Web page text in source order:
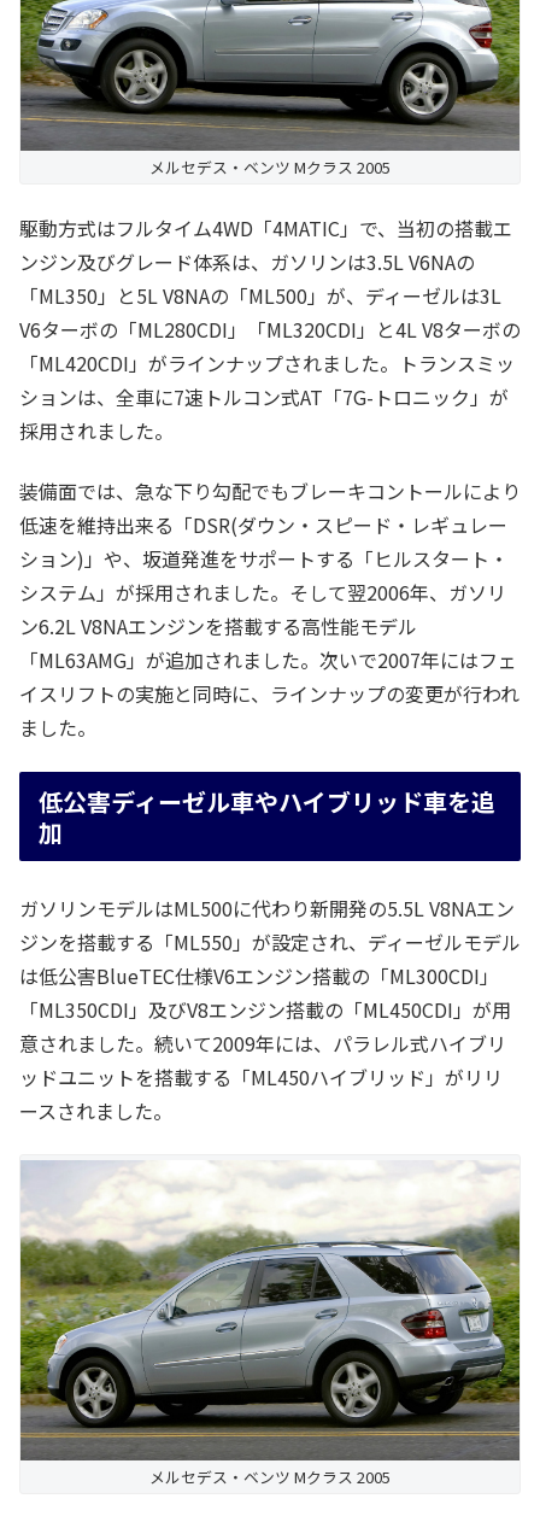
メルセデス・ベンツ Mクラス 2005
駆動方式はフルタイム4WD「4MATIC」で、当初の搭載エ
ンジン及びグレード体系は、ガソリンは3.5L V6NAの
「ML350」と5L V8NAの「ML500」が、ディーゼルは3L
V6ターボの「ML280CDI」「ML320CDI」と4L V8ターボの
「ML420CDI」がラインナップされました。トランスミッ
ションは、全車に7速トルコン式AT「7G-トロニック」が
採用されました。
装備面では、急な下り勾配でもブレーキコントールにより
低速を維持出来る「DSR(ダウン・スピード・レギュレー
ション)」や、坂道発進をサポートする「ヒルスタート・
システム」が採用されました。そして翌2006年、ガソリ
ン6.2L V8NAエンジンを搭載する高性能モデル
「ML63AMG」が追加されました。次いで2007年にはフェ
イスリフトの実施と同時に、ラインナップの変更が行われ
ました。
低公害ディーゼル車やハイブリッド車を追
加
ガソリンモデルはML500に代わり新開発の5.5L V8NAエン
ジンを搭載する「ML550」が設定され、ディーゼルモデル
は低公害BlueTEC仕様V6エンジン搭載の「ML300CDI」
「ML350CDI」及びV8エンジン搭載の「ML450CDI」が用
意されました。続いて2009年には、パラレル式ハイブリ
ッドユニットを搭載する「ML450ハイブリッド」がリリ
ースされました。
メルセデス・ベンツ Mクラス 2005